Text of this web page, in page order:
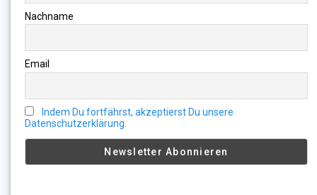
Nachname
Email
Indem Du fortfährst, akzeptierst Du unsere
Datenschutzerklärung.